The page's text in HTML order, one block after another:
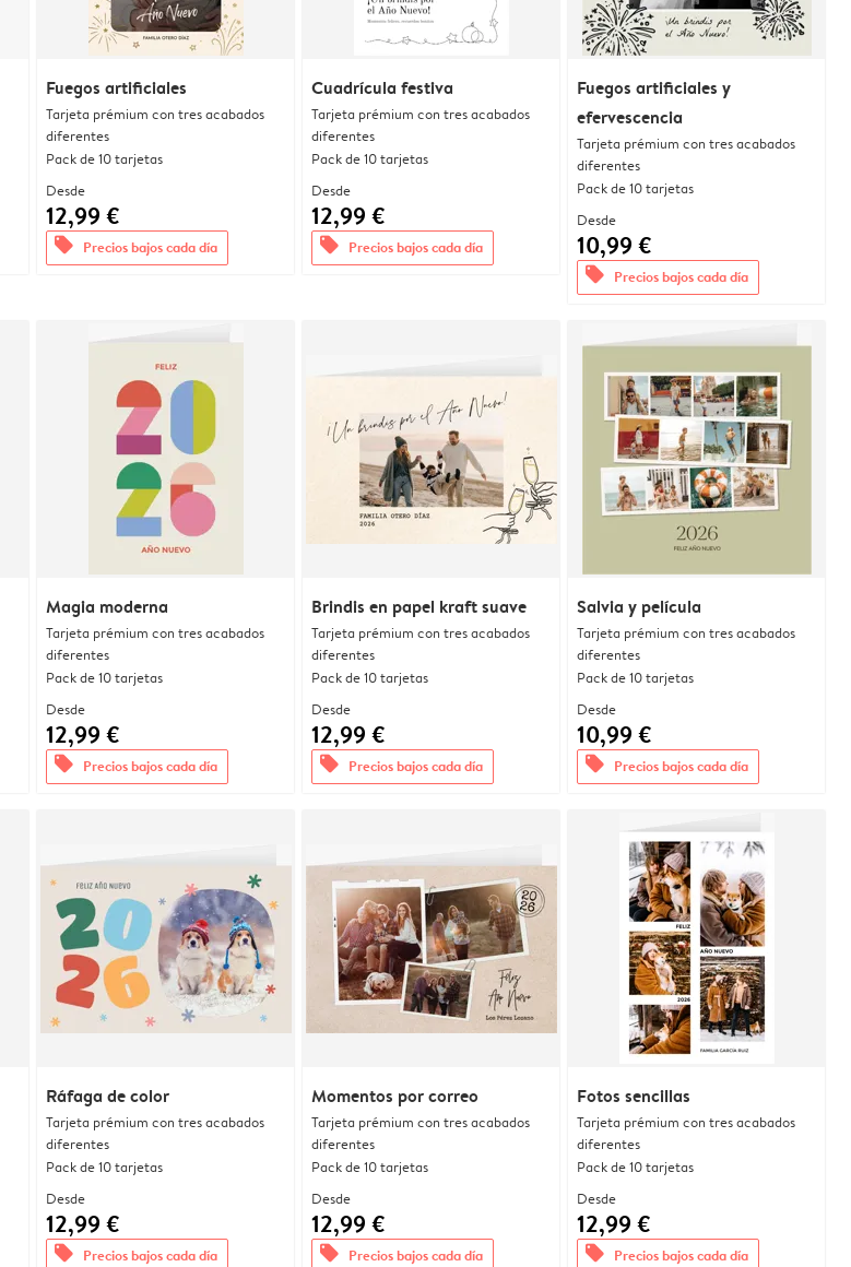
Fuegos artificiales
Tarjeta prémium con tres acabados
diferentes
Pack de 10 tarjetas
Desde
12,99 €
offers Precios bajos cada día
Cuadrícula festiva
Tarjeta prémium con tres acabados
diferentes
Pack de 10 tarjetas
Desde
12,99 €
offers Precios bajos cada día
Fuegos artificiales y
efervescencia
Tarjeta prémium con tres acabados
diferentes
Pack de 10 tarjetas
Desde
10,99 €
offers Precios bajos cada día
Magia moderna
Tarjeta prémium con tres acabados
diferentes
Pack de 10 tarjetas
Desde
12,99 €
offers Precios bajos cada día
Brindis en papel kraft suave
Tarjeta prémium con tres acabados
diferentes
Pack de 10 tarjetas
Desde
12,99 €
offers Precios bajos cada día
Salvia y película
Tarjeta prémium con tres acabados
diferentes
Pack de 10 tarjetas
Desde
10,99 €
offers Precios bajos cada día
Ráfaga de color
Tarjeta prémium con tres acabados
diferentes
Pack de 10 tarjetas
Desde
12,99 €
offers Precios bajos cada día
Momentos por correo
Tarjeta prémium con tres acabados
diferentes
Pack de 10 tarjetas
Desde
12,99 €
offers Precios bajos cada día
Fotos sencillas
Tarjeta prémium con tres acabados
diferentes
Pack de 10 tarjetas
Desde
12,99 €
offers Precios bajos cada día